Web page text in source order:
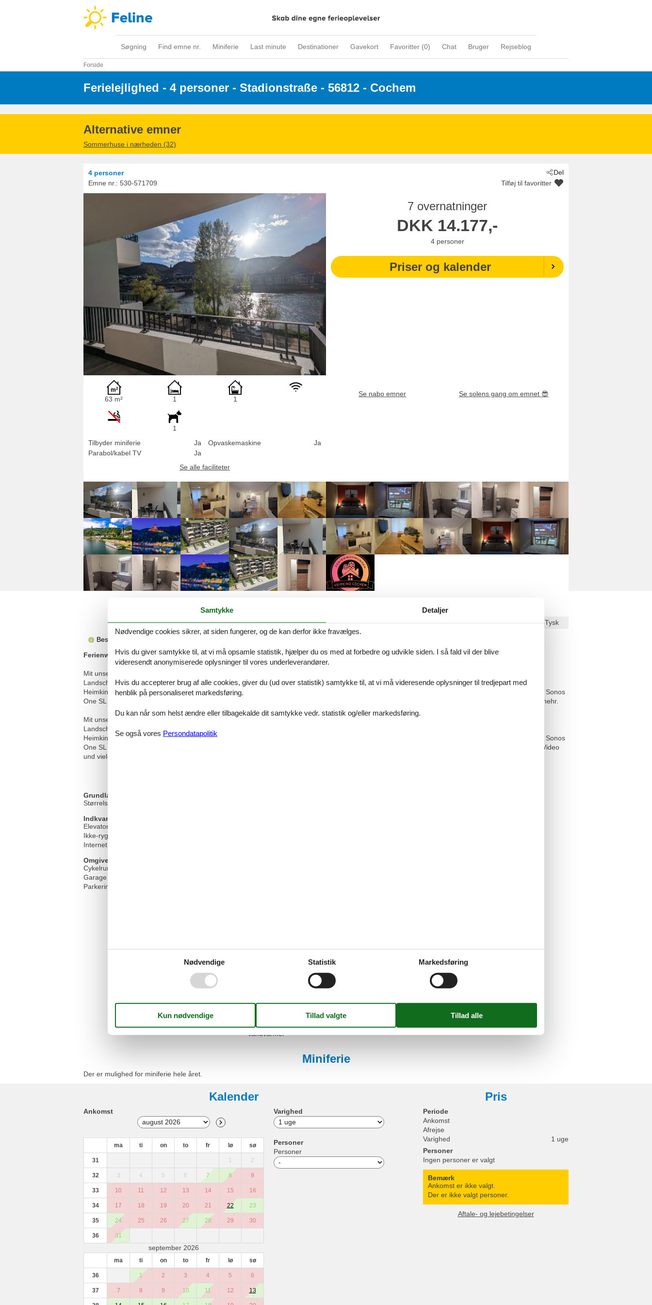
Søgning Find emne nr. Miniferie Last minute Destinationer Gavekort Favoritter (0) Chat Bruger Rejseblog
Forside
Ferielejlighed - 4 personer - Stadionstraße - 56812 - Cochem
Alternative emner
Sommerhuse i nærheden (32)
Del
4 personer
Emne nr.: 530-571709 Tilføj til favoritter
7 overnatninger
DKK 14.177,-
4 personer
Priser og kalender
63 m² 1 1
1
Tilbyder miniferie
Ja
Parabol/kabel TV
Ja
Opvaskemaskine Ja
Se alle faciliteter
Se nabo emner Se solens gang om emnet 😎
Dansk Tysk
Beskrivelsen foreligger desværre ikke på Dansk. Se teksten på Tysk nedenfor, eller se den maskinoversatte tekst på
Ferienwohnungen Heimkino Cochem, Cinema 1
Mit unseren Ferienwohnungen legen wir höchsten Wert auf Komfort, Sauberkeit und Service. Entdecken Sie tagsüber Cochem und die wunderschöne
Landschaft des Moseltals. Entspannen Sie abends auf dem Balkon mit Blick auf die schön beleuchtete Stadt oder bei tollen Filmen in Ihrem privaten
Heimkino. Das Heimkino in der Ferienwohnung beindruckt durch das eingebaute Entertainment, Schlafzimmer XGIMI Horizon Pro 4K LED Beamer mit Sonos
One SL Arc 5.0 Admos. Im Wohnzimmer Samsung 65 Zoll mit Teufel Cinebar Lux. Auf Allen Geräten gibt es Waipu TV, Netflix, Prime Video und vieles mehr.
Mit unseren Ferienwohnungen legen wir höchsten Wert auf Komfort, Sauberkeit und Service. Entdecken Sie tagsüber Cochem und die wunderschöne
Landschaft des Moseltals. Entspannen Sie abends auf dem Balkon mit Blick auf die schön beleuchtete Stadt oder bei tollen Filmen in Ihrem privaten
Heimkino. Das Heimkino in der Ferienwohnung beindruckt durch das eingebaute Entertainment, Schlafzimmer XGIMI Horizon Pro 4K LED Beamer mit Sonos
One SL Arc 5.0 Admos. Im Wohnzimmer Samsung 65 Zoll mit einer Sonos Beam Gen. 2 Soundbar. Auf Allen Geräten gibt es Waipu TV, Netflix, Prime Video
und vieles mehr.
Grundlæggende faciliteter
Størrelse
Indkvartering Faciliteter
Elevator/elevator
Ikke-ryger hus
Internet i det offentlige område
Omgivende faciliteter
Cykelrum
Garage
Parkeringsplads
Ovn
Terrasse
TV
Vandvarmer
Miniferie
Der er mulighed for miniferie hele året.
Kalender
Ankomst
ma ti on to fr lø sø
31 1 2
32 3 4 5 6 7 8 9
33 10 11 12 13 14 15 16
34 17 18 19 20 21 22 23
35 24 25 26 27 28 29 30
36 31
september 2026
ma ti on to fr lø sø
36 1 2 3 4 5 6
37 7 8 9 10 11 12 13
Varighed
Personer
Personer
Pris
Periode
Ankomst
Afrejse
Varighed
1 uge
Personer
Ingen personer er valgt
Bemærk
Ankomst er ikke valgt.
Der er ikke valgt personer.
Aftale- og lejebetingelser
Samtykke Detaljer
Nødvendige cookies sikrer, at siden fungerer, og de kan derfor ikke fravælges.
Hvis du giver samtykke til, at vi må opsamle statistik, hjælper du os med at forbedre og udvikle siden. I så fald vil der blive
videresendt anonymiserede oplysninger til vores underleverandører.
Hvis du accepterer brug af alle cookies, giver du (ud over statistik) samtykke til, at vi må videresende oplysninger til tredjepart med
henblik på personaliseret markedsføring.
Du kan når som helst ændre eller tilbagekalde dit samtykke vedr. statistik og/eller markedsføring.
Se også vores Persondatapolitik
Nødvendige Statistik Markedsføring